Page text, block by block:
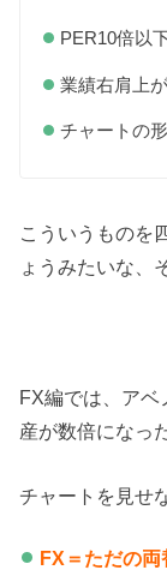
PER10倍以
業績右肩上
チャートの
こういうものを
ょうみたいな、
FX編では、アベ
産が数倍になっ
チャートを見せ
FX＝ただの両